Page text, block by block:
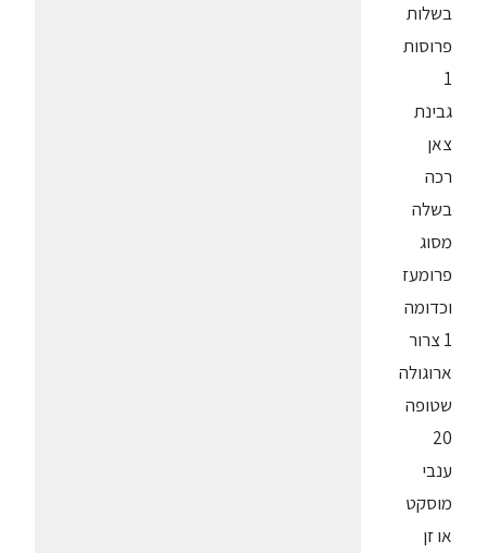
בשלות
פרוסות
1
גבינת
צאן
רכה
בשלה
מסוג
פרומעז
וכדומה
1 צרור
ארוגולה
שטופה
20
ענבי
מוסקט
או זן